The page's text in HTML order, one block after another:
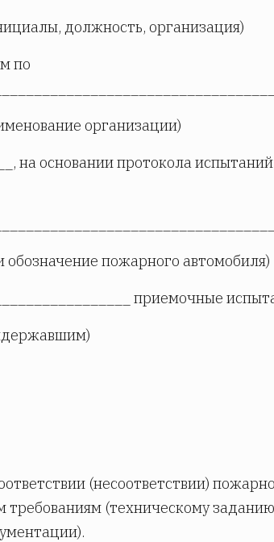
должность, организация)
по
организации)
на основании протокола испытаний
обозначение пожарного автомобиля)
приемочные
(несоответствии)
требованиям (техническому